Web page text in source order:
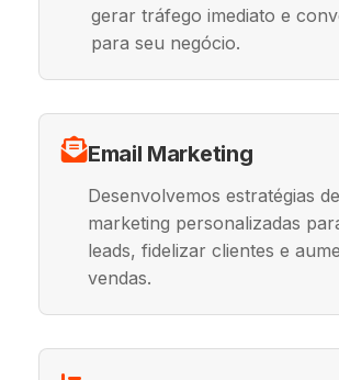
gerar tráfego imediato e
para seu negócio.
Email Marketing
Desenvolvemos estratégias
marketing personalizadas
leads, fidelizar clientes e
vendas.